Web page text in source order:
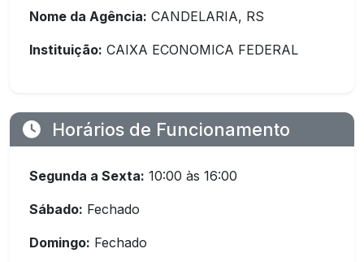
Nome da Agência: CANDELARIA, RS
Instituição: CAIXA ECONOMICA FEDERAL
Horários de Funcionamento
Segunda a Sexta: 10:00 às 16:00
Sábado: Fechado
Domingo: Fechado